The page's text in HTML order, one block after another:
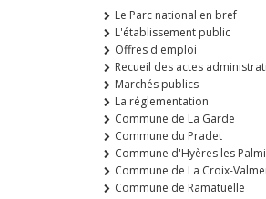
Le Parc national en bref
L'établissement public
Offres d'emploi
Recueil des actes
Marchés publics
La réglementation
Commune de La Garde
Commune du Pradet
Commune d'Hyères les
Commune de La Croix-
Commune de Ramatuelle